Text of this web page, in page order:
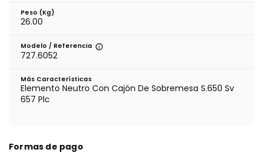
Peso (kg)
26.00
Modelo / Referencia
727.6052
Más Características
Elemento Neutro Con Cajón De Sobremesa S.650 Sv
657 Plc
Formas de pago